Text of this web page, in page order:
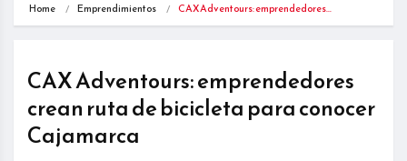
Home Emprendimientos CAX Adventours: emprendedores…
CAX Adventours: emprendedores
crean ruta de bicicleta para conocer
Cajamarca